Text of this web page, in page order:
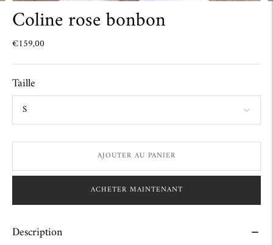
Coline rose bonbon
€159,00
Taille
AJOUTER AU PANIER
ACHETER MAINTENANT
Description